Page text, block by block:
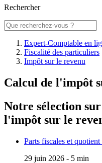
Rechercher
Expert-Comptable en
Fiscalité des particuliers
Impôt sur le revenu
Calcul de l'impôt
Notre sélection
l'impôt sur le
Parts fiscales et
29 juin 2026 - 5 min